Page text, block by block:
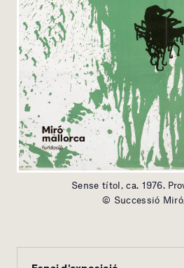
Sense títol, ca. 1976.
© Successió